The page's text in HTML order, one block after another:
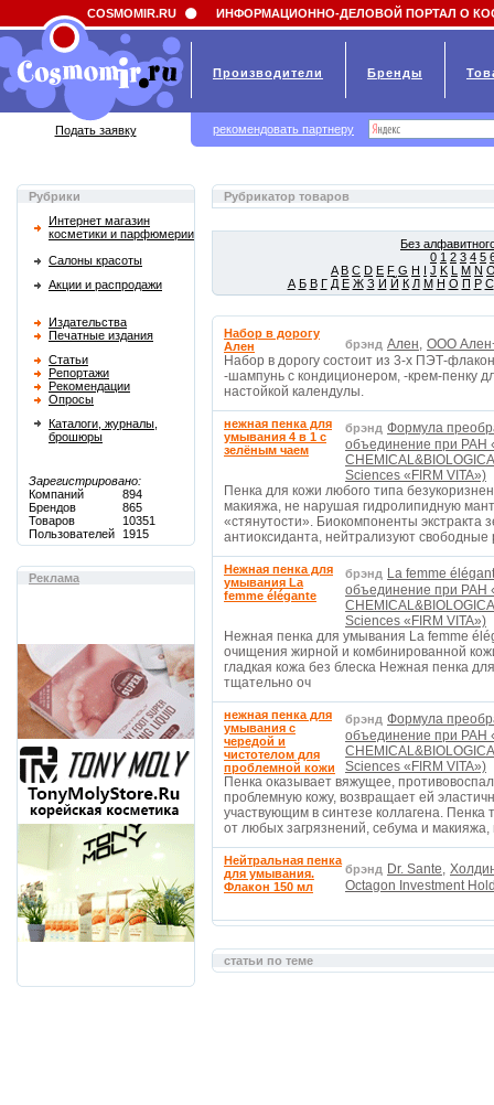
Field 'news_title' doesn't have a default value
Рубрики
Интернет магазин
косметики и парфюмерии
Салоны красоты
Акции и распродажи
Издательства
Печатные издания
Статьи
Репортажи
Рекомендации
Опросы
Каталоги, журналы,
брошюры
Зарегистрировано:
Компаний
894
Брендов
865
Товаров
10351
Пользователей
1915
Реклама
Рубрикатор товаров
Без
0 1 2 3 4 5
A B C D E F G H I J K L M N
А Б В Г Д Е Ж З И Й К Л М Н О П Р С
Набор в дорогу
Ален
брэнд Ален, ООО
Набор в дорогу состоит из 3-х ПЭТ-
-шампунь с кондиционером, -крем-пенку
настойкой календулы.
нежная пенка для
умывания 4 в 1 с
зелёным чаем
брэнд Формула
объединение при РАН
Sciences «FIRM VITA»)
Пенка для кожи любого типа
макияжа, не нарушая гидролипидную
«стянутости». Биокомпоненты экстракта
антиоксиданта, нейтрализуют свободные
Нежная пенка для
умывания La
femme élégantе
брэнд La femme
объединение при РАН
Sciences «FIRM VITA»)
Нежная пенка для умывания La femme
очищения жирной и комбинированной
гладкая кожа без блеска Нежная пенка
тщательно оч
нежная пенка для
умывания с
чередой и
чистотелом для
проблемной кожи
брэнд Формула
объединение при РАН
Sciences «FIRM VITA»)
Пенка оказывает вяжущее,
проблемную кожу, возвращает ей
участвующим в синтезе коллагена.
от любых загрязнений, себума и
Нейтральная пенка
для умывания.
Флакон 150 мл
брэнд Dr. Sante,
Octagon Investment
статьи по теме
COSMOMIR.RU ИНФОРМАЦИОННО-ДЕЛОВОЙ ПОРТАЛ О
Производители Бренды
Подать заявку рекомендовать партнеру